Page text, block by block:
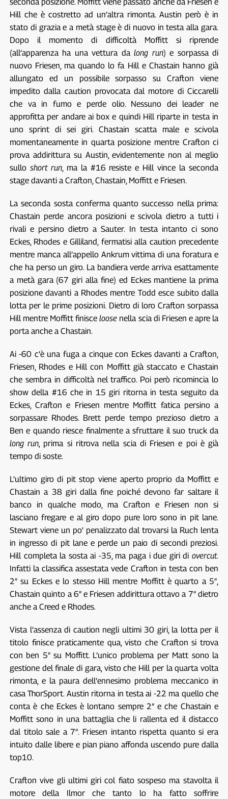
Hill che è costretto ad un’altra rimonta. Austin però è in
stato di grazia e a metà stage è di nuovo in testa alla gara.
Dopo il momento di difficoltà Moffitt si riprende
(all’apparenza ha una vettura dalong run) e sorpassa di
nuovo Friesen, ma quando lo fa Hill e Chastain hanno già
allungato ed un possibile sorpasso su Crafton viene
impedito dalla caution provocata dal motore di Ciccarelli
che va in fumo e perde olio. Nessuno dei leader ne
approfitta per andare ai box e quindi Hill riparte in testa in
uno sprint di sei giri. Chastain scatta male e scivola
momentaneamente in quarta posizione mentre Crafton ci
prova addirittura su Austin, evidentemente non al meglio
sullo short run, ma la #16 resiste e Hill vince la seconda
stage davanti a Crafton, Chastain, Moffitt e Friesen.
La seconda sosta conferma quanto successo nella prima:
Chastain perde ancora posizioni e scivola dietro a tutti i
rivali e persino dietro a Sauter. In testa intanto ci sono
Eckes, Rhodes e Gilliland, fermatisi alla caution precedente
mentre manca all’appello Ankrum vittima di una foratura e
che ha perso un giro. La bandiera verde arriva esattamente
a metà gara (67 giri alla fine) ed Eckes mantiene la prima
posizione davanti a Rhodes mentre Todd esce subito dalla
lotta per le prime posizioni. Dietro di loro Crafton sorpassa
Hill mentre Moffitt finisceloose nella scia di Friesen e apre la
porta anche a Chastain.
Ai -60 c’è una fuga a cinque con Eckes davanti a Crafton,
Friesen, Rhodes e Hill con Moffitt già staccato e Chastain
che sembra in difficoltà nel traffico. Poi però ricomincia lo
show della #16 che in 15 giri ritorna in testa seguito da
Eckes, Crafton e Friesen mentre Moffitt fatica persino a
sorpassare Rhodes. Brett perde tempo prezioso dietro a
Ben e quando riesce finalmente a sfruttare il suo truck da
long run, prima si ritrova nella scia di Friesen e poi è già
tempo di soste.
L’ultimo giro di pit stop viene aperto proprio da Moffitt e
Chastain a 38 giri dalla fine poiché devono far saltare il
banco in qualche modo, ma Crafton e Friesen non si
lasciano fregare e al giro dopo pure loro sono in pit lane.
Stewart viene un po’ penalizzato dal trovarsi la Ruch lenta
in ingresso di pit lane e perde un paio di secondi preziosi.
Hill completa la sosta ai -35, ma paga i due giri diovercut.
Infatti la classifica assestata vede Crafton in testa con ben
2″ su Eckes e lo stesso Hill mentre Moffitt è quarto a 5″,
Chastain quinto a 6″ e Friesen addirittura ottavo a 7″ dietro
anche a Creed e Rhodes.
Vista l’assenza di caution negli ultimi 30 giri, la lotta per il
titolo finisce praticamente qua, visto che Crafton si trova
con ben 5″ su Moffitt. L’unico problema per Matt sono la
gestione del finale di gara, visto che Hill per la quarta volta
rimonta, e la paura dell’ennesimo problema meccanico in
casa ThorSport. Austin ritorna in testa ai -22 ma quello che
conta è che Eckes è lontano sempre 2″ e che Chastain e
Moffitt sono in una battaglia che li rallenta ed il distacco
dal titolo sale a 7″. Friesen intanto rispetta quanto si era
intuito dalle libere e pian piano affonda uscendo pure dalla
top10.
Crafton vive gli ultimi giri col fiato sospeso ma stavolta il
motore della Ilmor che tanto lo ha fatto soffrire